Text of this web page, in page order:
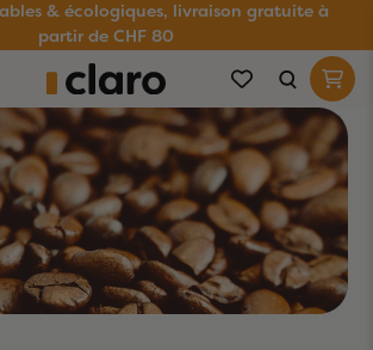
& écologiques, livraison gratuite à
partir de CHF 80